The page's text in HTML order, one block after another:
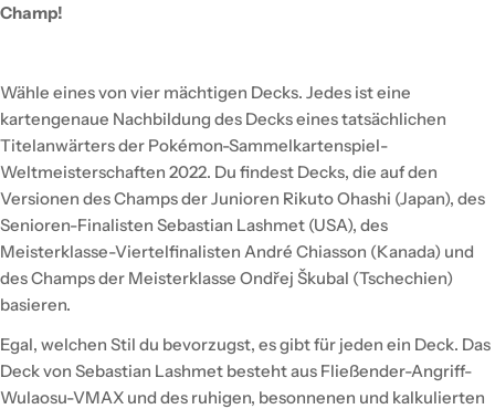
Champ!
Wähle eines von vier mächtigen Decks. Jedes ist eine
kartengenaue Nachbildung des Decks eines tatsächlichen
Titelanwärters der Pokémon-Sammelkartenspiel-
Weltmeisterschaften 2022. Du findest Decks, die auf den
Versionen des Champs der Junioren Rikuto Ohashi (Japan), des
Senioren-Finalisten Sebastian Lashmet (USA), des
Meisterklasse-Viertelfinalisten André Chiasson (Kanada) und
des Champs der Meisterklasse Ondřej Škubal (Tschechien)
basieren.
Egal, welchen Stil du bevorzugst, es gibt für jeden ein Deck. Das
Deck von Sebastian Lashmet besteht aus Fließender-Angriff-
Wulaosu-VMAX und des ruhigen, besonnenen und kalkulierten